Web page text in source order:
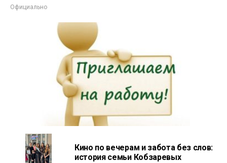
Официально
Кино по вечерам и забота без слов:
история семьи Кобзаревых